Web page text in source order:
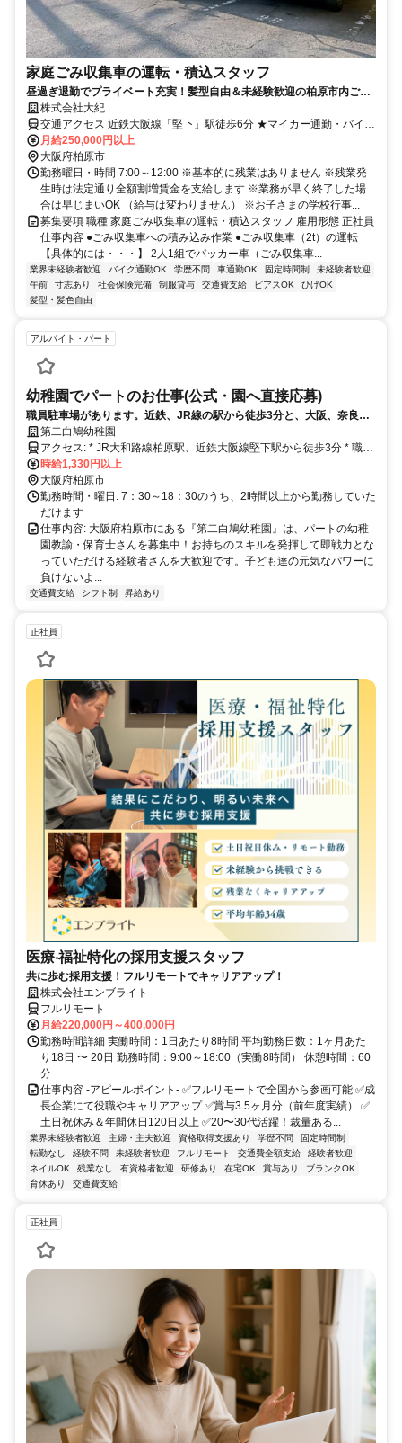
家庭ごみ収集車の運転・積込スタッフ
昼過ぎ退勤でプライベート充実！髪型自由＆未経験歓迎の柏原市内ごみ
収集ルートドライバー募集！
株式会社大紀
交通アクセス 近鉄大阪線「堅下」駅徒歩6分 ★マイカー通勤・バイク
通勤OK
月給250,000円以上
大阪府柏原市
勤務曜日・時間 7:00～12:00 ※基本的に残業はありません ※残業発
生時は法定通り全額割増賃金を支給します ※業務が早く終了した場
合は早じまいOK （給与は変わりません） ※お子さまの学校行事...
募集要項 職種 家庭ごみ収集車の運転・積込スタッフ 雇用形態 正社員
仕事内容 ●ごみ収集車への積み込み作業 ●ごみ収集車（2t）の運転
【具体的には・・・】 2人1組でパッカー車（ごみ収集車...
業界未経験者歓迎 バイク通勤OK 学歴不問 車通勤OK 固定時間制
未経験者歓迎
午前
寸志あり 社会保険完備 制服貸与 交通費支給 ピアスOK
ひげOK
髪型・髪色自由
アルバイト・パート
幼稚園でパートのお仕事(公式・園へ直接応募)
職員駐車場があります。近鉄、JR線の駅から徒歩3分と、大阪、奈良ど
ちらからもアクセス便利です。
第二白鳩幼稚園
アクセス: * JR大和路線柏原駅、近鉄大阪線堅下駅から徒歩3分 * 職員
駐車場あり
時給1,330円以上
大阪府柏原市
勤務時間・曜日: 7：30～18：30のうち、2時間以上から勤務していた
だけます
仕事内容: 大阪府柏原市にある『第二白鳩幼稚園』は、パートの幼稚
園教諭・保育士さんを募集中！お持ちのスキルを発揮して即戦力とな
っていただける経験者さんを大歓迎です。子ども達の元気なパワーに
負けないよ...
交通費支給 シフト制 昇給あり
正社員
医療‧福祉特化の採用支援スタッフ
共に歩む採用支援！フルリモートでキャリアアップ！
株式会社エンブライト
フルリモート
月給220,000円～400,000円
勤務時間詳細 実働時間：1日あたり8時間 平均勤務日数：1ヶ月あた
り18日 〜 20日 勤務時間：9:00～18:00（実働8時間） 休憩時間：60
分
仕事内容 -アピールポイント- ✅フルリモートで全国から参画可能 ✅成
長企業にて役職やキャリアアップ ✅賞与3.5ヶ月分（前年度実績） ✅
土日祝休み＆年間休日120日以上 ✅20〜30代活躍！裁量ある...
業界未経験者歓迎 主婦・主夫歓迎 資格取得支援あり 学歴不問
固定時間制
転勤なし
経験不問 未経験者歓迎 フルリモート 交通費全額支給
経験者歓迎
ネイルOK
残業なし 有資格者歓迎 研修あり 在宅OK 賞与あり
ブランクOK
育休あり
交通費支給
正社員